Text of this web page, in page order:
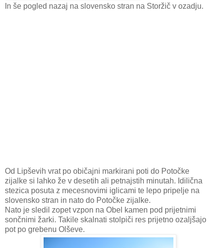
In še pogled nazaj na slovensko stran na Storžič v ozadju.
Od Lipševih vrat po običajni markirani poti do Potočke
zijalke si lahko že v desetih ali petnajstih minutah. Idilična
stezica posuta z mecesnovimi iglicami te lepo pripelje na
slovensko stran in nato do Potočke zijalke.
Nato je sledil zopet vzpon na Obel kamen pod prijetnimi
sončnimi žarki. Takile skalnati stolpiči res prijetno ozaljšajo
pot po grebenu Olševe.